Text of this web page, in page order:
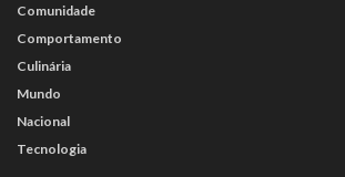
Comunidade
Comportamento
Culinária
Mundo
Nacional
Tecnologia